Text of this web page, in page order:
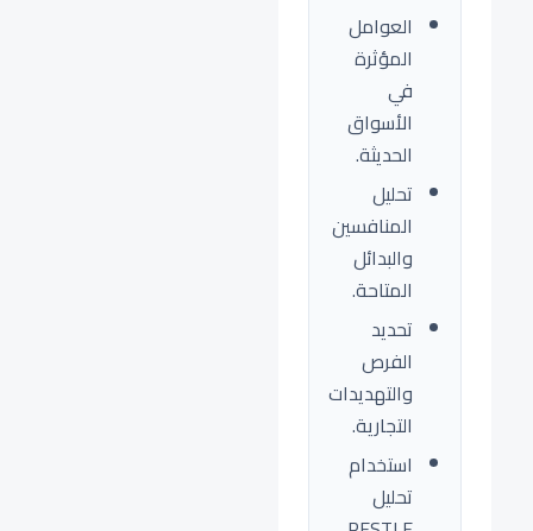
العوامل
المؤثرة
في
الأسواق
الحديثة.
تحليل
المنافسين
والبدائل
المتاحة.
تحديد
الفرص
والتهديدات
التجارية.
استخدام
تحليل